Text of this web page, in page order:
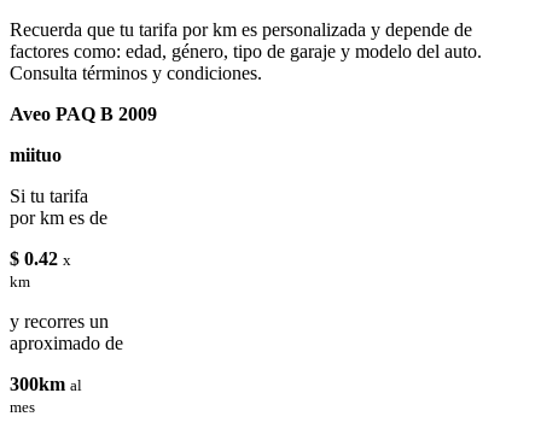
Recuerda que tu tarifa por km es personalizada y depende de
factores como: edad, género, tipo de garaje y modelo del auto.
Consulta términos y condiciones.
Aveo PAQ B 2009
miituo
Si tu tarifa
por km es de
$ 0.42 x
km
y recorres un
aproximado de
300km al
mes